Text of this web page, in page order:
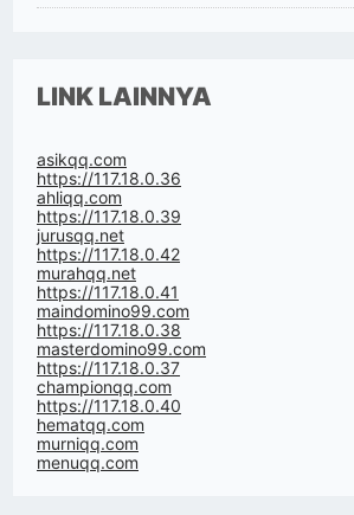
LINK LAINNYA
asikqq.com
https://117.18.0.36
ahliqq.com
https://117.18.0.39
jurusqq.net
https://117.18.0.42
murahqq.net
https://117.18.0.41
maindomino99.com
https://117.18.0.38
masterdomino99.com
https://117.18.0.37
championqq.com
https://117.18.0.40
hematqq.com
murniqq.com
menuqq.com